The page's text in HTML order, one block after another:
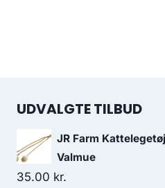
UDVALGTE TILBUD
JR Farm
Valmue
35.00 kr.